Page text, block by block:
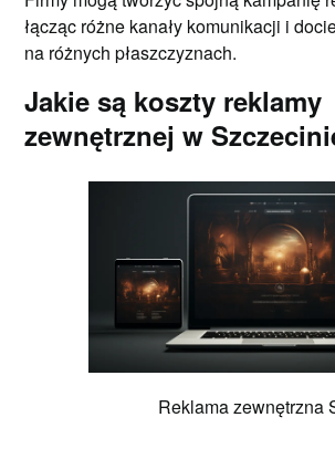
łącząc różne kanały komunikacji i
na różnych płaszczyznach.
Jakie są koszty reklamy
zewnętrznej w
Reklama zewnętrzna